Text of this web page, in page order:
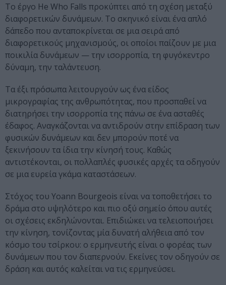
Το έργο He Who Falls προκύπτει από τη σχέση μεταξύ
διαφορετικών δυνάμεων. Το σκηνικό είναι ένα απλό
δάπεδο που ανταποκρίνεται σε μια σειρά από
διαφορετικούς μηχανισμούς, οι οποίοι παίζουν με μια
ποικιλία δυνάμεων — την ισορροπία, τη φυγόκεντρο
δύναμη, την ταλάντευση.
Τα έξι πρόσωπα λειτουργούν ως ένα είδος
μικρογραφίας της ανθρωπότητας, που προσπαθεί να
διατηρήσει την ισορροπία της πάνω σε ένα ασταθές
έδαφος. Αναγκάζονται να αντιδρούν στην επίδραση των
φυσικών δυνάμεων και δεν μπορούν ποτέ να
ξεκινήσουν τα ίδια την κίνησή τους. Καθώς
αντιστέκονται, οι πολλαπλές φυσικές αρχές τα οδηγούν
σε μια ευρεία γκάμα καταστάσεων.
Στόχος του Yoann Bourgeois είναι να τοποθετήσει το
δράμα στο υψηλότερο και πιο οξύ σημείο όπου αυτές
οι σχέσεις εκδηλώνονται. Επιδιώκει να τελειοποιήσει
την κίνηση, τονίζοντας μία δυνατή αλήθεια από τον
κόσμο του τσίρκου: ο ερμηνευτής είναι ο φορέας των
δυνάμεων που τον διαπερνούν. Εκείνες τον οδηγούν σε
δράση και αυτός καλείται να τις ερμηνεύσει.